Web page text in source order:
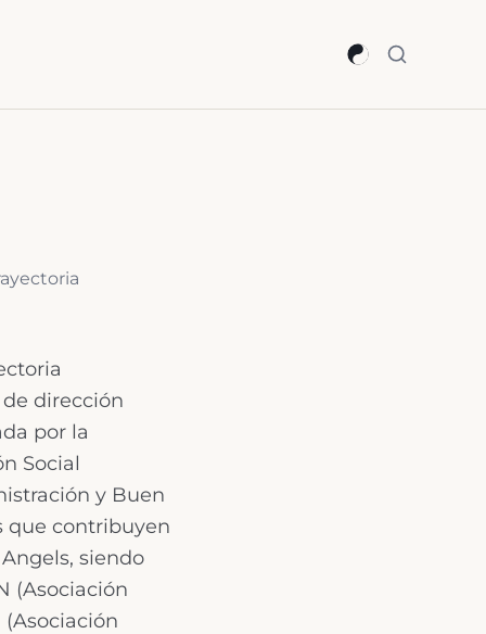
dirección
por la
Social
y Buen
que contribuyen
siendo
(Asociación
(Asociación